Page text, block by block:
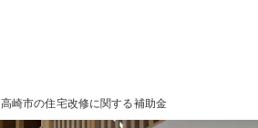
高崎市の住宅改修に関する補助金